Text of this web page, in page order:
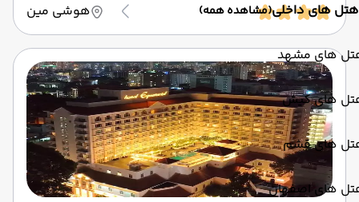
هتل های داخلی(مشاهده همه)
های مشهد
های کیش
های قشم
های اصفهان
هوشی مین